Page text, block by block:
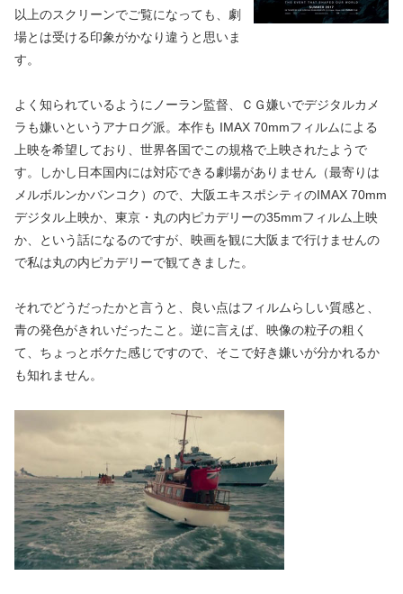
以上のスクリーンでご覧になっても、劇
場とは受ける印象がかなり違うと思いま
す。
よく知られているようにノーラン監督、ＣＧ嫌いでデジタルカメ
ラも嫌いというアナログ派。本作も IMAX 70mmフィルムによる
上映を希望しており、世界各国でこの規格で上映されたようで
す。しかし日本国内には対応できる劇場がありません（最寄りは
メルボルンかバンコク）ので、大阪エキスポシティのIMAX 70mm
デジタル上映か、東京・丸の内ピカデリーの35mmフィルム上映
か、という話になるのですが、映画を観に大阪まで行けませんの
で私は丸の内ピカデリーで観てきました。
それでどうだったかと言うと、良い点はフィルムらしい質感と、
青の発色がきれいだったこと。逆に言えば、映像の粒子の粗く
て、ちょっとボケた感じですので、そこで好き嫌いが分かれるか
も知れません。